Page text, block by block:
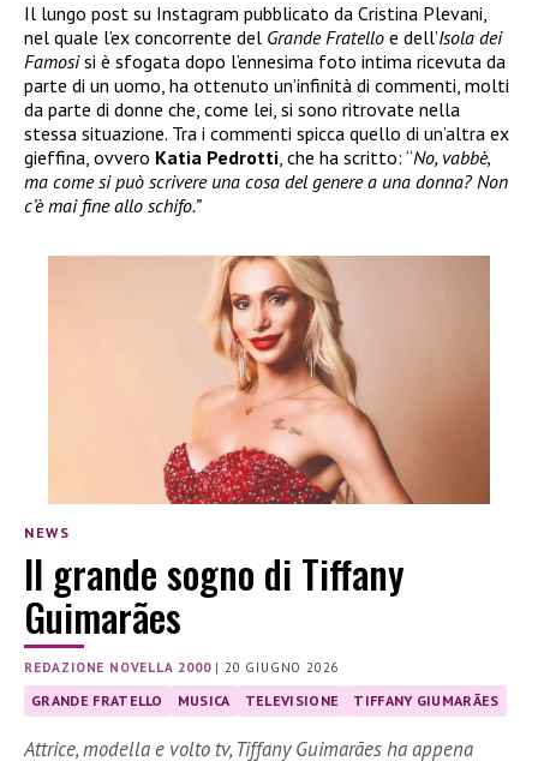
Il lungo post su Instagram pubblicato da Cristina Plevani,
nel quale l’ex concorrente del Grande Fratello e dell’Isola dei
Famosisi è sfogata dopo l’ennesima foto intima ricevuta da
parte di un uomo, ha ottenuto un’infinità di commenti, molti
da parte di donne che, come lei, si sono ritrovate nella
stessa situazione. Tra i commenti spicca quello di un’altra ex
gieffina, ovvero Katia Pedrotti, che ha scritto: “No, vabbè,
ma come si può scrivere una cosa del genere a una donna? Non
c’è mai fine allo schifo.”
NEWS
Il grande sogno di Tiffany
Guimarães
REDAZIONE NOVELLA 2000|20 GIUGNO 2026
GRANDE FRATELLO MUSICA TELEVISIONE TIFFANY GIUMARÃES
Attrice, modella e volto tv, Tiffany Guimarães ha appena